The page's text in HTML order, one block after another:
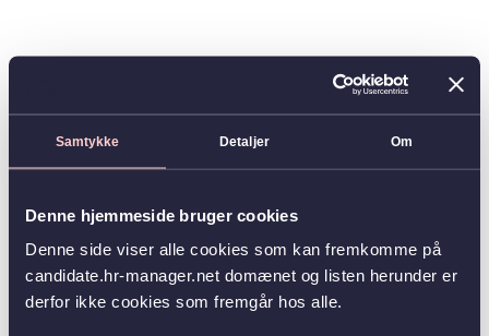
Samtykke Detaljer Om
Denne hjemmeside bruger cookies
Denne side viser alle cookies som kan fremkomme på
candidate.hr-manager.net domænet og listen herunder er
derfor ikke cookies som fremgår hos alle.